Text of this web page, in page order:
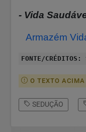
- Vida
Armazém
FONTE/CRÉDITOS:
O TEXTO ACIMA
SEDUÇÃO